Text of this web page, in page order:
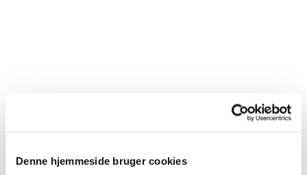
Denne hjemmeside bruger cookies